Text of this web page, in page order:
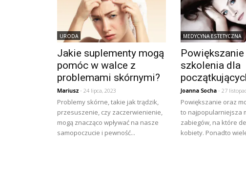
URODA
Jakie suplementy mogą
pomóc w walce z
problemami skórnymi?
Mariusz - 24 lipca, 2023
Problemy skórne, takie jak trądzik,
przesuszenie, czy zaczerwienienie,
mogą znacząco wpływać na nasze
samopoczucie i pewność...
MEDYCYNA ESTETYCZNA
szkolenia dla
Joanna Socha - 27
Powiększanie oraz
to najpopularniejsza
zabiegów, na które
kobiety. Ponadto